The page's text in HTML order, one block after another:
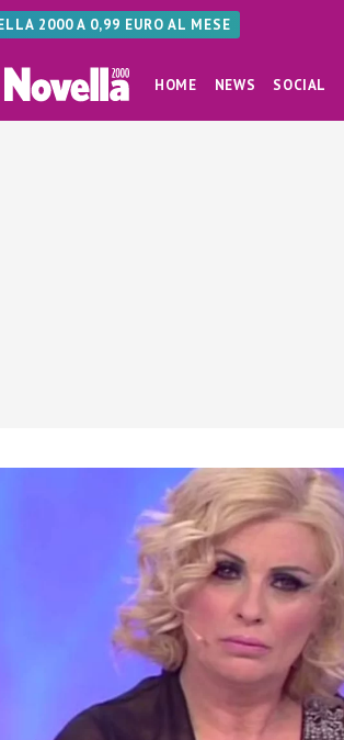
2000 A 0,99 EURO AL MESE
HOME NEWS SOCIAL